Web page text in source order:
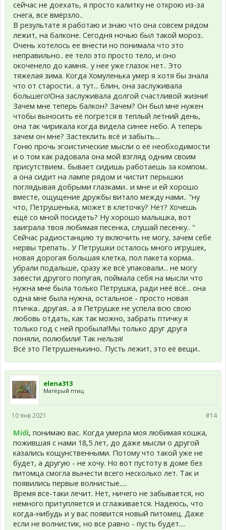
сейчас не доехать, я просто калитку не открою из-за
снега, все вмёрзло..
В результате я работаю и знаю что она совсем рядом
лежит, на балконе. Сегодня ночью был такой мороз..
Очень хотелось ее внести но понимала что это
неправильно.. ее тело это просто тело, и оно
окоченело до камня.. у нее уже глазок нет.. Это
тяжелая зима. Когда Хомуленька умер я хотя бы знала
что от старости.. а тут... блин, она заслуживала
большего!Она заслуживала долгой счастливой жизни!
Зачем мне теперь балкон? Зачем? Он был мне нужен
чтобы выносить её погрется в теплый летний день,
она так чирикала когда видела синее небо. А теперь
зачем он мне? Застеклить всё и забыть....
Гоню прочь эгоистические мысли о её необходимости
и о том как радовала она мой взгляд одним своим
присутствием.. бывает сидишь работаешь за компом..
а она сидит на лампе рядом и чистит перышки
поглядывая добрыми глазками.. и мне и ей хорошо
вместе, ощущение дружбы витало между нами.. "ну
что, Петрушенька, может в клеточку? Нет? Хочешь
ещё со мной посидеть? Ну хорошо малышка, вот
заиграла твоя любимая песенка, слушай песенку.. "
Сейчас радиостанцию ту включить не могу, зачем себе
нервы трепать.. У Петрушки осталось много игрушек,
новая дорогая большая клетка, пол пакета корма..
убрали подальше, сразу же всё упаковали... не могу
завести другого попугая, поймала себя на мысли что
нужна мне была только Петрушка, ради неё всё... она
одна мне была нужна, остальное - просто новая
птичка.. другая.. а я Петрушке не успела всю свою
любовь отдать, как так можно, забрать птичку я
только год с ней пробыла!Мы только друг друга
поняли, полюбили! Так нельзя!
Всё это Петрушенькино.. Пусть лежит, это её вещи..
elena313
Матёрый птиц
#14
10 янв 2021
Midi, понимаю вас. Когда умерла моя любимая кошка,
пожившая с нами 18,5 лет, до даже мысли о другой
казались кощунственными. Потому что такой уже не
будет, а другую - не хочу. Но вот пустоту в доме без
питомца смогла вынести всего несколько лет. Так и
появились первые волнистые.....
Время все-таки лечит. Нет, ничего не забывается, но
немного притупляется и сглаживается. Надеюсь, что
когда-нибудь и у вас появится новый питомец. Даже
если не волнистик, но все равно - пусть будет....